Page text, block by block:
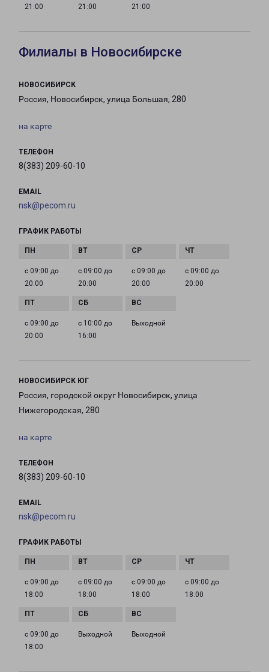
21:00
21:00
21:00
Филиалы в Новосибирске
НОВОСИБИРСК
Россия, Новосибирск, улица Большая, 280
на карте
ТЕЛЕФОН
8(383) 209-60-10
EMAIL
nsk@pecom.ru
ГРАФИК РАБОТЫ
с 09:00 до
20:00
с 09:00 до
20:00
с 09:00 до
20:00
с 09:00 до
20:00
с 09:00 до
20:00
с 10:00 до
16:00
Выходной
НОВОСИБИРСК ЮГ
Россия, городской округ Новосибирск, улица
Нижегородская, 280
на карте
ТЕЛЕФОН
8(383) 209-60-10
EMAIL
nsk@pecom.ru
ГРАФИК РАБОТЫ
с 09:00 до
18:00
с 09:00 до
18:00
с 09:00 до
18:00
с 09:00 до
18:00
с 09:00 до
18:00
Выходной Выходной